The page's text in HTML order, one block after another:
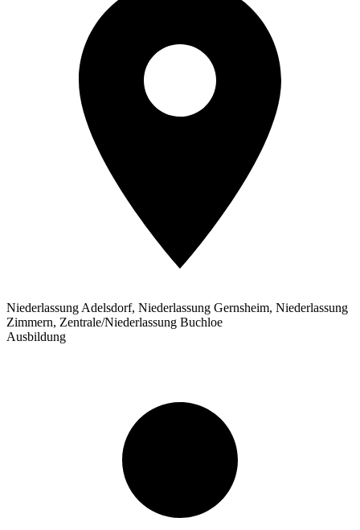
Niederlassung Adelsdorf, Niederlassung Gernsheim, Niederlassung
Zimmern, Zentrale/Niederlassung Buchloe
Ausbildung